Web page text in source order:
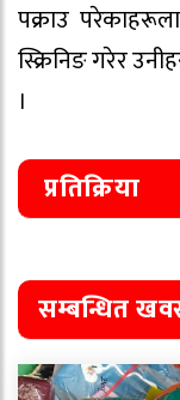
पक्राउ
स्क्रिनिङ गरेर
।
प्रतिक्रिया
सम्बन्धित